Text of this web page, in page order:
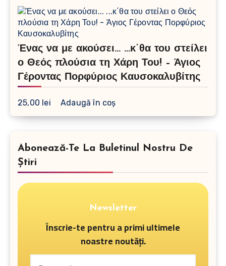
Ένας να με ακούσει… …κ΄θα του στείλει
ο Θεός πλούσια τη Χάρη Του! – Άγιος
Γέροντας Πορφύριος Καυσοκαλυβίτης
25,00 lei Adaugă în coș
Abonează-Te La Buletinul Nostru De
Știri
Newsletter
Înscrie-te pentru a primi ultimele
noastre noutăți.